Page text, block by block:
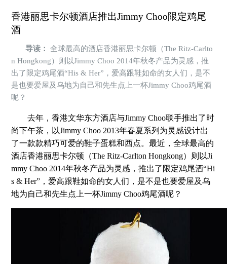
香港丽思卡尔顿酒店推出Jimmy Choo限定鸡尾
酒
导读：
全球最高的酒店香港丽思卡尔顿（The Ritz-Carlto
n Hongkong）则以Jimmy Choo 2014年秋冬产品为灵感，推
出了限定鸡尾酒“His & Her”，爱高跟鞋如命的女人们，是不
是也要爱屋及乌地为自己和先生点上一杯Jimmy Choo鸡尾酒
呢？
去年，香港文华东方酒店与Jimmy Choo联手推出了时
尚下午茶，以Jimmy Choo 2013年春夏系列为灵感设计出
了一款款精巧可爱的鞋子蛋糕和西点。最近，全球最高的
酒店香港丽思卡尔顿（The Ritz-Carlton Hongkong）则以Ji
mmy Choo 2014年秋冬产品为灵感，推出了限定鸡尾酒“Hi
s & Her”，爱高跟鞋如命的女人们，是不是也要爱屋及乌
地为自己和先生点上一杯Jimmy Choo鸡尾酒呢？